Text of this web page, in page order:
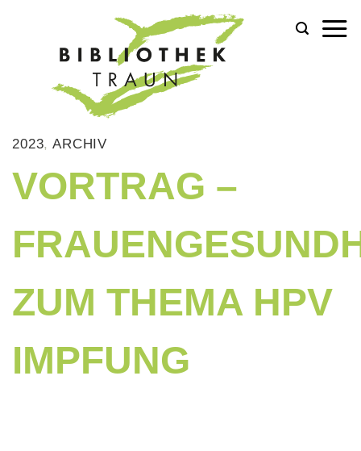
2023,ARCHIV
VORTRAG –
ZUM THEMA HPV
IMPFUNG